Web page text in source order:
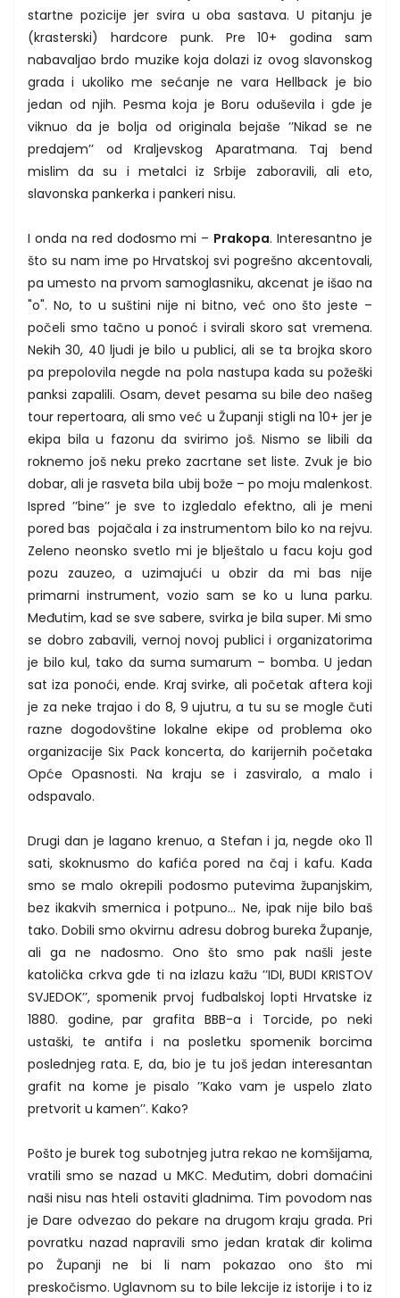
startne pozicije jer svira u oba sastava. U pitanju je
(krasterski) hardcore punk. Pre 10+ godina sam
nabavaljao brdo muzike koja dolazi iz ovog slavonskog
grada i ukoliko me sećanje ne vara Hellback je bio
jedan od njih. Pesma koja je Boru oduševila i gde je
viknuo da je bolja od originala bejaše ’’Nikad se ne
predajem’’ od Kraljevskog Aparatmana. Taj bend
mislim da su i metalci iz Srbije zaboravili, ali eto,
slavonska pankerka i pankeri nisu.
I onda na red dođosmo mi – Prakopa. Interesantno je
što su nam ime po Hrvatskoj svi pogrešno akcentovali,
pa umesto na prvom samoglasniku, akcenat je išao na
"o". No, to u suštini nije ni bitno, već ono što jeste –
počeli smo tačno u ponoć i svirali skoro sat vremena.
Nekih 30, 40 ljudi je bilo u publici, ali se ta brojka skoro
pa prepolovila negde na pola nastupa kada su požeški
panksi zapalili. Osam, devet pesama su bile deo našeg
tour repertoara, ali smo već u Županji stigli na 10+ jer je
ekipa bila u fazonu da svirimo još. Nismo se libili da
roknemo još neku preko zacrtane set liste. Zvuk je bio
dobar, ali je rasveta bila ubij bože – po moju malenkost.
Ispred ’’bine’’ je sve to izgledalo efektno, ali je meni
pored bas pojačala i za instrumentom bilo ko na rejvu.
Zeleno neonsko svetlo mi je blještalo u facu koju god
pozu zauzeo, a uzimajući u obzir da mi bas nije
primarni instrument, vozio sam se ko u luna parku.
Međutim, kad se sve sabere, svirka je bila super. Mi smo
se dobro zabavili, vernoj novoj publici i organizatorima
je bilo kul, tako da suma sumarum – bomba. U jedan
sat iza ponoći, ende. Kraj svirke, ali početak aftera koji
je za neke trajao i do 8, 9 ujutru, a tu su se mogle čuti
razne dogodovštine lokalne ekipe od problema oko
organizacije Six Pack koncerta, do karijernih početaka
Opće Opasnosti. Na kraju se i zasviralo, a malo i
odspavalo.
Drugi dan je lagano krenuo, a Stefan i ja, negde oko 11
sati, skoknusmo do kafića pored na čaj i kafu. Kada
smo se malo okrepili pođosmo putevima županjskim,
bez ikakvih smernica i potpuno... Ne, ipak nije bilo baš
tako. Dobili smo okvirnu adresu dobrog bureka Županje,
ali ga ne nađosmo. Ono što smo pak našli jeste
katolička crkva gde ti na izlazu kažu ’’IDI, BUDI KRISTOV
SVJEDOK’’, spomenik prvoj fudbalskoj lopti Hrvatske iz
1880. godine, par grafita BBB-a i Torcide, po neki
ustaški, te antifa i na posletku spomenik borcima
poslednjeg rata. E, da, bio je tu još jedan interesantan
grafit na kome je pisalo ’’Kako vam je uspelo zlato
pretvorit u kamen’’. Kako?
Pošto je burek tog subotnjeg jutra rekao ne komšijama,
vratili smo se nazad u MKC. Međutim, dobri domaćini
naši nisu nas hteli ostaviti gladnima. Tim povodom nas
je Dare odvezao do pekare na drugom kraju grada. Pri
povratku nazad napravili smo jedan kratak đir kolima
po Županji ne bi li nam pokazao ono što mi
preskočismo. Uglavnom su to bile lekcije iz istorije i to iz